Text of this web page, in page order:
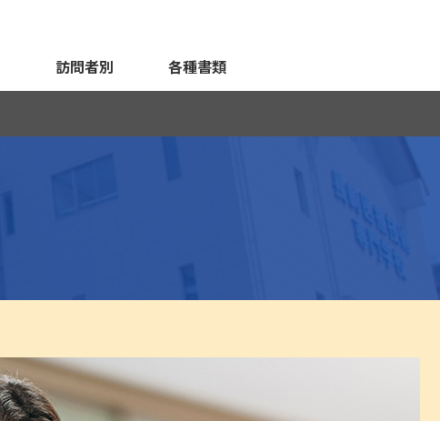
訪問者別 各種書類